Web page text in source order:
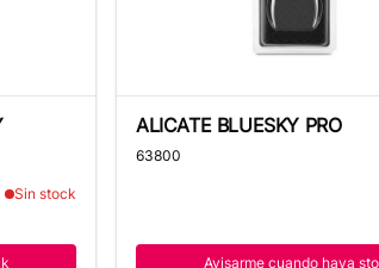
Sin stock
ALICATE BLUESKY PRO
63800
Avisarme cuando haya